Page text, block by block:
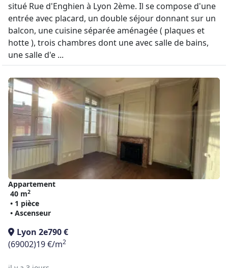
situé Rue d'Enghien à Lyon 2ème. Il se compose d'une
entrée avec placard, un double séjour donnant sur un
balcon, une cuisine séparée aménagée ( plaques et
hotte ), trois chambres dont une avec salle de bains,
une salle d'e ...
Appartement
40 m2
• 1 pièce
• Ascenseur
Lyon 2e790 €
(69002)19 €/m2